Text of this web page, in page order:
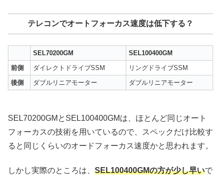
テレコンでオートフォーカス速度は低下する？
SEL70200GM
SEL100400GM
前側
ダイレクトドライブSSM
リングドライブSSM
後側
ダブルリニアモーター ダブルリニアモーター
SEL70200GMとSEL100400GMは、ほとんど同じオート
フォーカスの技術を用いているので、スペックだけ比較す
ると同じくらいのオードフォーカス速度かと思われます。
しかし実際のところは、 SEL100400GMの方が少し早いで